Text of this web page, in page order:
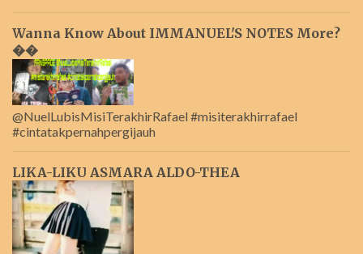
Wanna Know About IMMANUEL'S NOTES More?
��
@NuelLubisMisiTerakhirRafael #misiterakhirrafael
#cintatakpernahpergijauh
LIKA-LIKU ASMARA ALDO-THEA